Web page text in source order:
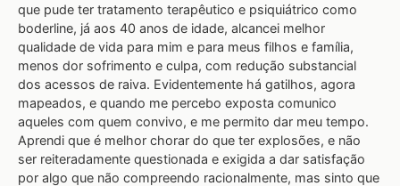
que pude ter tratamento terapêutico e psiquiátrico como
boderline, já aos 40 anos de idade, alcancei melhor
qualidade de vida para mim e para meus filhos e família,
menos dor sofrimento e culpa, com redução substancial
dos acessos de raiva. Evidentemente há gatilhos, agora
mapeados, e quando me percebo exposta comunico
aqueles com quem convivo, e me permito dar meu tempo.
Aprendi que é melhor chorar do que ter explosões, e não
ser reiteradamente questionada e exigida a dar satisfação
por algo que não compreendo racionalmente, mas sinto que